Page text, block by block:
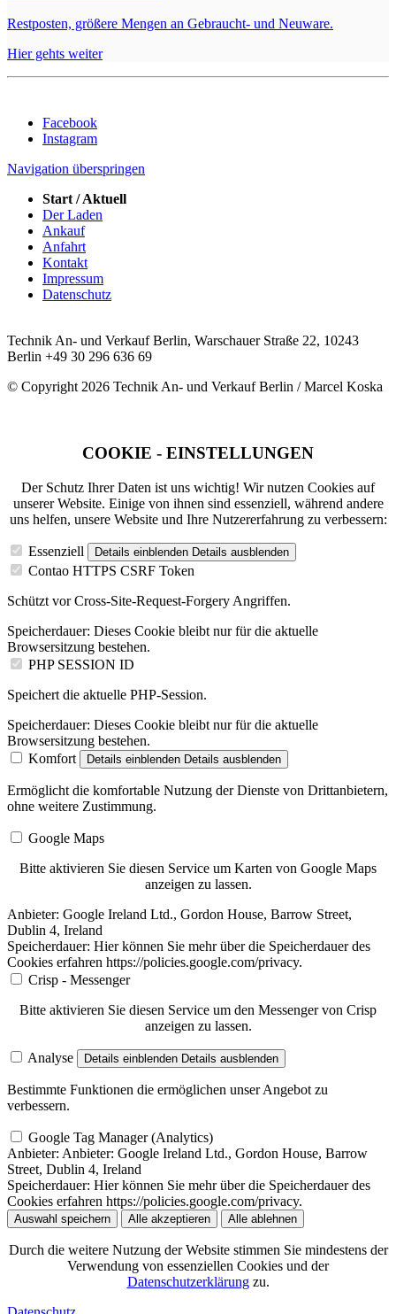
Restposten, größere Mengen an Gebraucht- und Neuware.
Hier gehts weiter
Facebook
Instagram
Navigation überspringen
Start / Aktuell
Der Laden
Ankauf
Anfahrt
Kontakt
Impressum
Datenschutz
Technik An- und Verkauf Berlin, Warschauer Straße 22, 10243
Berlin +49 30 296 636 69
© Copyright 2026 Technik An- und Verkauf Berlin / Marcel Koska
COOKIE - EINSTELLUNGEN
Der Schutz Ihrer Daten ist uns wichtig! Wir nutzen Cookies auf
unserer Website. Einige von ihnen sind essenziell, während andere
uns helfen, unsere Website und Ihre Nutzererfahrung zu verbessern:
Essenziell Details einblenden Details ausblenden
Contao HTTPS CSRF Token
Schützt vor Cross-Site-Request-Forgery Angriffen.
Speicherdauer: Dieses Cookie bleibt nur für die aktuelle
Browsersitzung bestehen.
PHP SESSION ID
Speichert die aktuelle PHP-Session.
Speicherdauer: Dieses Cookie bleibt nur für die aktuelle
Browsersitzung bestehen.
Komfort
Details einblenden Details ausblenden
Ermöglicht die komfortable Nutzung der Dienste von Drittanbietern,
ohne weitere Zustimmung.
Google Maps
Bitte aktivieren Sie diesen Service um Karten von Google Maps
anzeigen zu lassen.
Anbieter: Google Ireland Ltd., Gordon House, Barrow Street,
Dublin 4, Ireland
Speicherdauer: Hier können Sie mehr über die Speicherdauer des
Cookies erfahren https://policies.google.com/privacy.
Crisp - Messenger
Bitte aktivieren Sie diesen Service um den Messenger von Crisp
anzeigen zu lassen.
Analyse Details einblenden Details ausblenden
Bestimmte Funktionen die ermöglichen unser Angebot zu
verbessern.
Google Tag Manager (Analytics)
Anbieter: Anbieter: Google Ireland Ltd., Gordon House, Barrow
Street, Dublin 4, Ireland
Speicherdauer: Hier können Sie mehr über die Speicherdauer des
Cookies erfahren https://policies.google.com/privacy.
Auswahl speichern Alle akzeptieren Alle ablehnen
Durch die weitere Nutzung der Website stimmen Sie mindestens der
Verwendung von essenziellen Cookies und der
Datenschutzerklärungzu.